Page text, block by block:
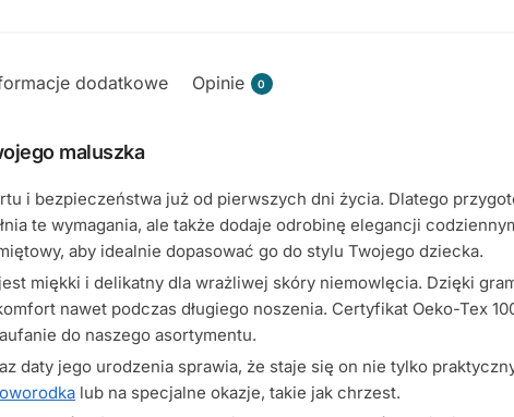
dodatkowe Opinie 0
maluszka
i bezpieczeństwa już od pierwszych dni życia. Dlatego
te wymagania, ale także dodaje odrobinę elegancji
aby idealnie dopasować go do stylu Twojego dziecka.
miękki i delikatny dla wrażliwej skóry niemowlęcia. Dzięki
nawet podczas długiego noszenia. Certyfikat Oeko-Tex
do naszego asortymentu.
daty jego urodzenia sprawia, że staje się on nie tylko
lub na specjalne okazje, takie jak chrzest.